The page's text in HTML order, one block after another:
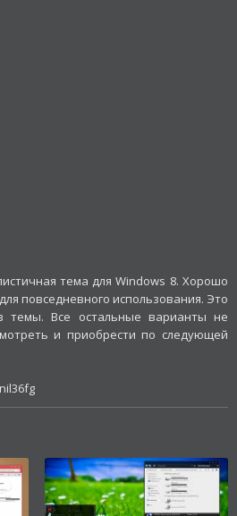
тема для Windows 8. Хорошо
повседневного использования. Это
темы. Все остальные варианты не
и приобрести по следующей